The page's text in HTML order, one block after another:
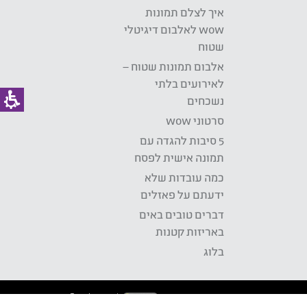
איך לצלם תמונות
wow לאלבום דיגיטלי
שטוח
אלבום תמונות שטוח –
לאירועים בלתי
נשכחים
סרטוני wow
5 סיבות להגדה עם
תמונה אישית לפסח
כמה עובדות שלא
ידעתם על פאזלים
דברים טובים באים
באריזות קטנות
בלוג
Development: